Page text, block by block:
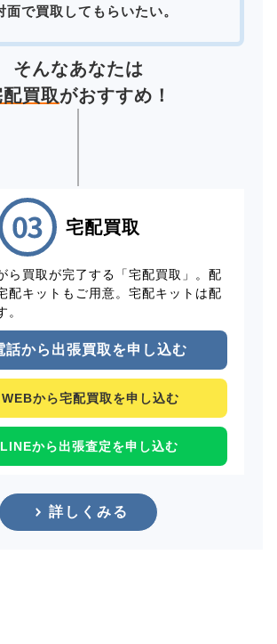
面で買取してもらいたい。
そんなあなたは
買取がおすすめ！
宅配買取
ら買取が完了する「宅配買取」。配
配キットもご用意。宅配キットは配
。
話から出張買取を申し込む
WEBから宅配買取を申し込む
LINEから出張査定を申し込む
詳しくみる